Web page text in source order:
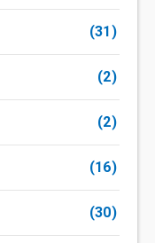
(31)
(2)
(2)
(16)
(30)